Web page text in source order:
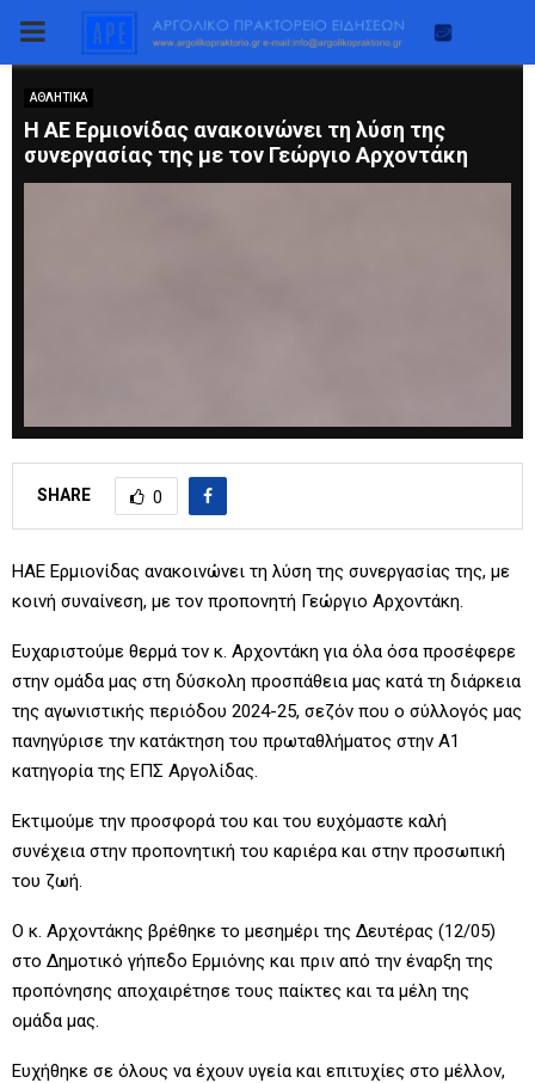
PRIMARY
MENU
ΑΘΛΗΤΙΚΑ
Η ΑΕ Ερμιονίδας ανακοινώνει τη λύση της
συνεργασίας της με τον Γεώργιο Αρχοντάκη
SHARE 0
ΗΑΕ Ερμιονίδας ανακοινώνει τη λύση της συνεργασίας της, με
κοινή συναίνεση, με τον προπονητή Γεώργιο Αρχοντάκη.
Ευχαριστούμε θερμά τον κ. Αρχοντάκη για όλα όσα προσέφερε
στην ομάδα μας στη δύσκολη προσπάθεια μας κατά τη διάρκεια
της αγωνιστικής περιόδου 2024-25, σεζόν που ο σύλλογός μας
πανηγύρισε την κατάκτηση του πρωταθλήματος στην Α1
κατηγορία της ΕΠΣ Αργολίδας.
Εκτιμούμε την προσφορά του και του ευχόμαστε καλή
συνέχεια στην προπονητική του καριέρα και στην προσωπική
του ζωή.
Ο κ. Αρχοντάκης βρέθηκε το μεσημέρι της Δευτέρας (12/05)
στο Δημοτικό γήπεδο Ερμιόνης και πριν από την έναρξη της
προπόνησης αποχαιρέτησε τους παίκτες και τα μέλη της
ομάδα μας.
Ευχήθηκε σε όλους να έχουν υγεία και επιτυχίες στο μέλλον,